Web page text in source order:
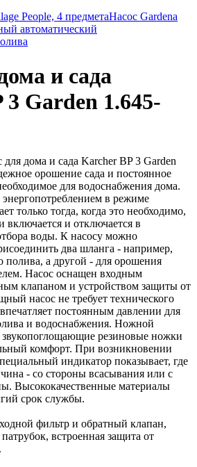
People, 4 предметаНасос Gardena
автоматический
и сада
Garden 1.645-
для дома и сада Karcher BP 3 Garden
орошение сада и постоянное
для водоснабжения дома.
в режиме
только тогда, когда это необходимо,
включается и отключается в
воды. К насосу можно
два шланга - например,
полива, а другой - для орошения
Насос оснащен входным
клапаном и устройством защиты от
насос не требует технического
постоянным давлении для
и водоснабжения. Ножной
звукопоглощающие резиновые ножки
комфорт. При возникновении
индикатор показывает, где
- со стороны всасывания или с
Высококачественные материалы
срок службы.
фильтр и обратный клапан,
встроенная защита от